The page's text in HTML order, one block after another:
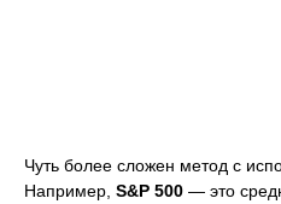
Чуть более сложен метод с
Например, S&P 500 — это